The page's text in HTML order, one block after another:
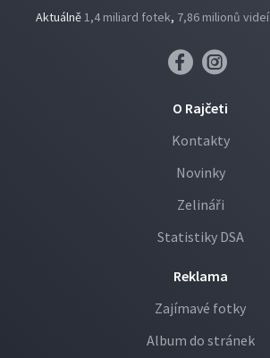
Aktuálně1,4 miliard fotek, 7,86 milionů videí
O Rajčeti
Kontakty
Novinky
Zelináři
Statistiky DSA
Reklama
Zajímavé fotky
Album do stránek